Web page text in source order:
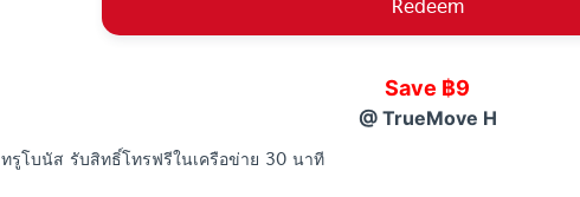
Save ฿9
@ TrueMove H
ทรูโบนัส รับสิทธิ์โทรฟรีในเครือข่าย 30 นาที